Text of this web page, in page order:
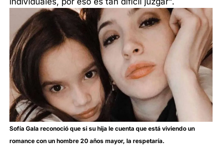
Sofía Gala reconoció que si su hija le cuenta que está viviendo un
romance con un hombre 20 años mayor, la respetaría.